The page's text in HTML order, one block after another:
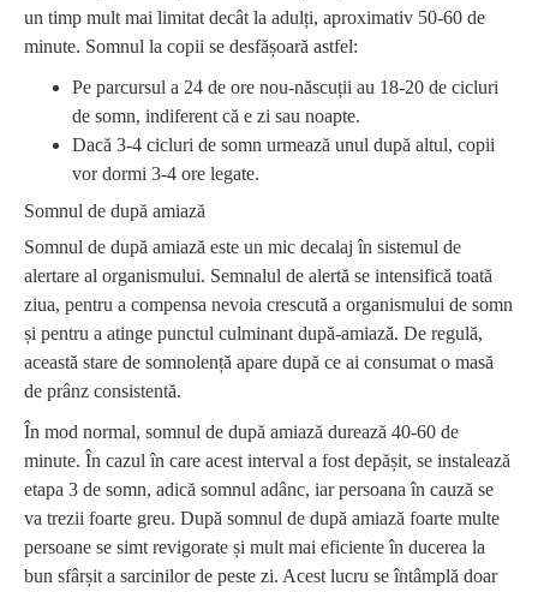
un timp mult mai limitat decât la adulți, aproximativ 50-60 de
minute. Somnul la copii se desfășoară astfel:
Pe parcursul a 24 de ore nou-născuții au 18-20 de cicluri
de somn, indiferent că e zi sau noapte.
Dacă 3-4 cicluri de somn urmează unul după altul, copii
vor dormi 3-4 ore legate.
Somnul de după amiază
Somnul de după amiază este un mic decalaj în sistemul de
alertare al organismului. Semnalul de alertă se intensifică toată
ziua, pentru a compensa nevoia crescută a organismului de somn
și pentru a atinge punctul culminant după-amiază. De regulă,
această stare de somnolență apare după ce ai consumat o masă
de prânz consistentă.
În mod normal, somnul de după amiază durează 40-60 de
minute. În cazul în care acest interval a fost depășit, se instalează
etapa 3 de somn, adică somnul adânc, iar persoana în cauză se
va trezii foarte greu. După somnul de după amiază foarte multe
persoane se simt revigorate și mult mai eficiente în ducerea la
bun sfârșit a sarcinilor de peste zi. Acest lucru se întâmplă doar